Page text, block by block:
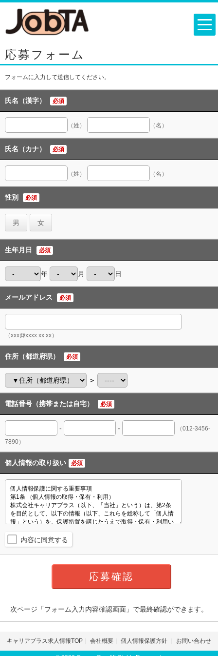
応募フォーム
フォームに入力して送信してください。
氏名（漢字） 必須
（姓） （名）
氏名（カナ） 必須
（姓） （名）
性別 必須
男 女
生年月日 必須
年 月 日
メールアドレス 必須
（xxx@xxxx.xx.xx）
住所（都道府県） 必須
＞
電話番号（携帯または自宅） 必須
- -
（012-3456-
7890）
個人情報の取り扱い 必須
内容に同意する
次ページ「フォーム入力内容確認画面」で最終確認ができます。
キャリアプラス求人情報TOP 会社概要 個人情報保護方針 お問い合わせ